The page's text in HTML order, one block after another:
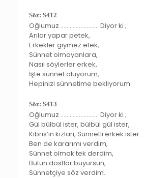
Söz: S412
Oğlumuz ……………………. Diyor ki ;
Arılar yapar petek,
Erkekler giymez etek,
Sünnet olmayanlara,
Nasıl söylerler erkek,
İşte sünnet oluyorum,
Hepinizi sünnetime bekliyorum.
Söz: S413
Oğlumuz ……………………. Diyor ki ;
Gül bülbül ister, bülbül gül ister,
Kıbrıs’ın kızları, Sünnetli erkek ister…
Ben de kararımı verdim,
Sünnet olmak tek derdim,
Bütün dostlar buyursun,
Sünnetçiye söz verdim..